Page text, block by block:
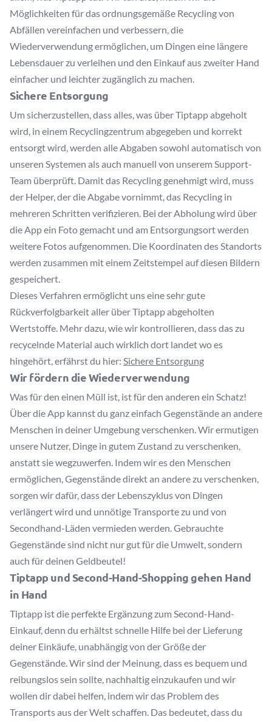
Möglichkeiten für das ordnungsgemäße Recycling von
Abfällen vereinfachen und verbessern, die
Wiederverwendung ermöglichen, um Dingen eine längere
Lebensdauer zu verleihen und den Einkauf aus zweiter Hand
einfacher und leichter zugänglich zu machen.
Sichere Entsorgung
Um sicherzustellen, dass alles, was über Tiptapp abgeholt
wird, in einem Recyclingzentrum abgegeben und korrekt
entsorgt wird, werden alle Abgaben sowohl automatisch von
unseren Systemen als auch manuell von unserem Support-
Team überprüft. Damit das Recycling genehmigt wird, muss
der Helper, der die Abgabe vornimmt, das Recycling in
mehreren Schritten verifizieren. Bei der Abholung wird über
die App ein Foto gemacht und am Entsorgungsort werden
weitere Fotos aufgenommen. Die Koordinaten des Standorts
werden zusammen mit einem Zeitstempel auf diesen Bildern
gespeichert.
Dieses Verfahren ermöglicht uns eine sehr gute
Rückverfolgbarkeit aller über Tiptapp abgeholten
Wertstoffe. Mehr dazu, wie wir kontrollieren, dass das zu
recycelnde Material auch wirklich dort landet wo es
hingehört, erfährst du hier: Sichere Entsorgung
Wir fördern die Wiederverwendung
Was für den einen Müll ist, ist für den anderen ein Schatz!
Über die App kannst du ganz einfach Gegenstände an andere
Menschen in deiner Umgebung verschenken. Wir ermutigen
unsere Nutzer, Dinge in gutem Zustand zu verschenken,
anstatt sie wegzuwerfen. Indem wir es den Menschen
ermöglichen, Gegenstände direkt an andere zu verschenken,
sorgen wir dafür, dass der Lebenszyklus von Dingen
verlängert wird und unnötige Transporte zu und von
Secondhand-Läden vermieden werden. Gebrauchte
Gegenstände sind nicht nur gut für die Umwelt, sondern
auch für deinen Geldbeutel!
Tiptapp und Second-Hand-Shopping gehen Hand
in Hand
Tiptapp ist die perfekte Ergänzung zum Second-Hand-
Einkauf, denn du erhältst schnelle Hilfe bei der Lieferung
deiner Einkäufe, unabhängig von der Größe der
Gegenstände. Wir sind der Meinung, dass es bequem und
reibungslos sein sollte, nachhaltig einzukaufen und wir
wollen dir dabei helfen, indem wir das Problem des
Transports aus der Welt schaffen. Das bedeutet, dass du